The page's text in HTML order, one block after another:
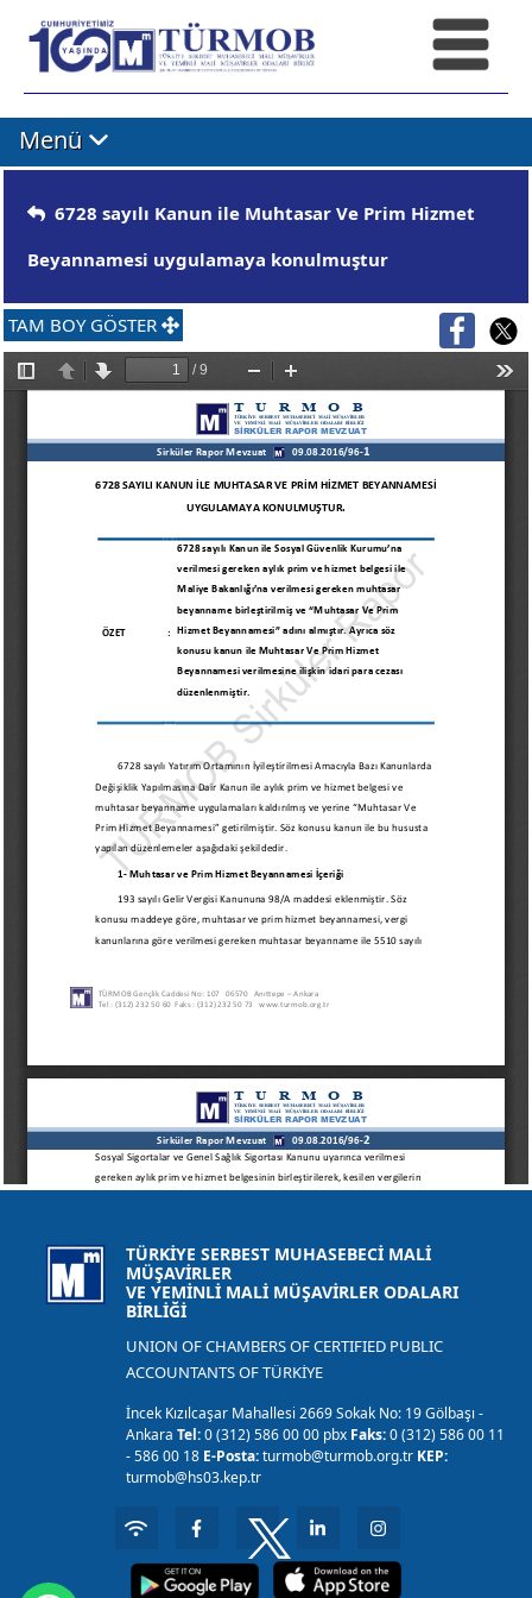
Menü
6728 sayılı Kanun ile Muhtasar Ve Prim Hizmet
Beyannamesi uygulamaya konulmuştur
TAM BOY GÖSTER
TÜRKİYE SERBEST MUHASEBECİ MALİ
MÜŞAVİRLER
VE YEMİNLİ MALİ MÜŞAVİRLER ODALARI
BİRLİĞİ
UNION OF CHAMBERS OF CERTIFIED PUBLIC
ACCOUNTANTS OF TÜRKİYE
İncek Kızılcaşar Mahallesi 2669 Sokak No: 19 Gölbaşı -
AnkaraTel:0 (312) 586 00 00 pbx Faks:0 (312) 586 00 11
- 586 00 18 E-Posta:turmob@turmob.org.tr KEP:
turmob@hs03.kep.tr